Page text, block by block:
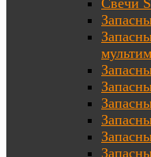
Свечи